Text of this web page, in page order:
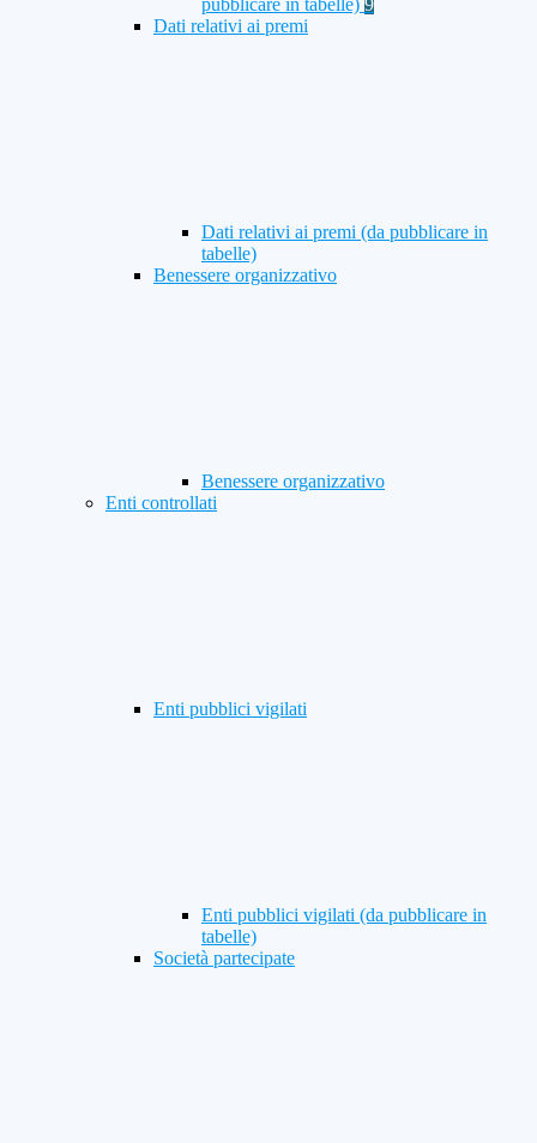
pubblicare in tabelle) 9
Dati relativi ai premi
Dati relativi ai premi (da pubblicare in
tabelle)
Benessere organizzativo
Benessere organizzativo
Enti controllati
Enti pubblici vigilati
Enti pubblici vigilati (da pubblicare in
tabelle)
Società partecipate